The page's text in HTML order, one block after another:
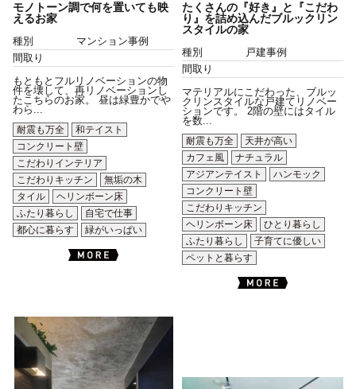
モノトーン調で何を置いても映
えるお家
種別
マンション事例
間取り
もともとフルリノベーションの物
件を壊して、再リノベーションし
たこちらのお家。 昼は緑豊かでや
わら...
耐震も万全
和テイスト
コンクリート壁
こだわりインテリア
こだわりキッチン
無垢の木
タイル
ヘリンボーン床
ふたり暮らし
自宅で仕事
都心に暮らす
緑がいっぱい
たくさんの『好き』と『こだわ
り』を詰め込んだブルックリン
スタイルの家
種別
戸建事例
間取り
マテリアルにこだわった、ブルッ
クリンスタイルな戸建てリノベー
ションです。 2階の壁にはタイル
を数...
耐震も万全
天井が高い
カフェ風
ナチュラル
アジアンテイスト
ハンモック
コンクリート壁
こだわりキッチン
ヘリンボーン床
ひとり暮らし
ふたり暮らし
子育てに優しい
ペットと暮らす